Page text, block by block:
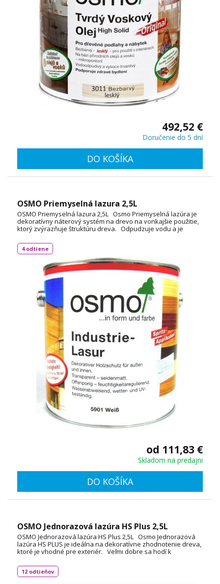
492,52 €
Doručenie do 5 dní
DO KOŠÍKA
OSMO Priemyselná lazura 2,5L
OSMO Priemyselná lazura 2,5L Osmo Priemyselná lazúra je
dekoratívny náterový systém na drevo na vonkajšie použitie,
ktorý zvýrazňuje štruktúru dreva. Odpudzuje vodu a je
žiareniu. Spotreba: cca 1L / 12m² TECHNICKÝ LIST
4 odtiene
od 111,83 €
Skladom na predajni
DO KOŠÍKA
OSMO Jednorazová lazúra HS Plus 2,5L
OSMO Jednorazová lazúra HS Plus 2,5L Osmo Jednorazová
lazúra HS PLUS je ideálna na dekoratívne zhodnotenie dreva,
ktoré je vhodné pre exteriér. Veľmi dobre sa hodí k
ochrannej olejovej lazúry, ale postačuje jeden náter.
Spotreba: cca 1L / 26m² TECHNICKÝ LIST
12 odtieňov